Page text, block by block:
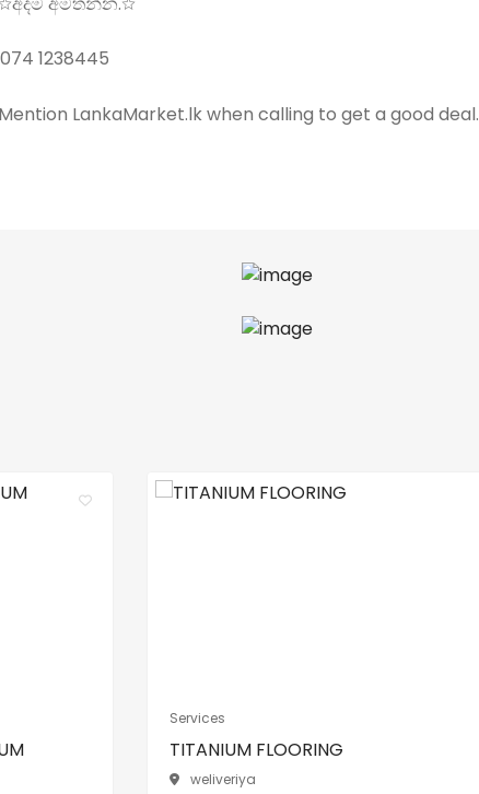
074 1238445
Mention LankaMarket.lk when calling to get a good deal.
Services
TITANIUM FLOORING
weliveriya